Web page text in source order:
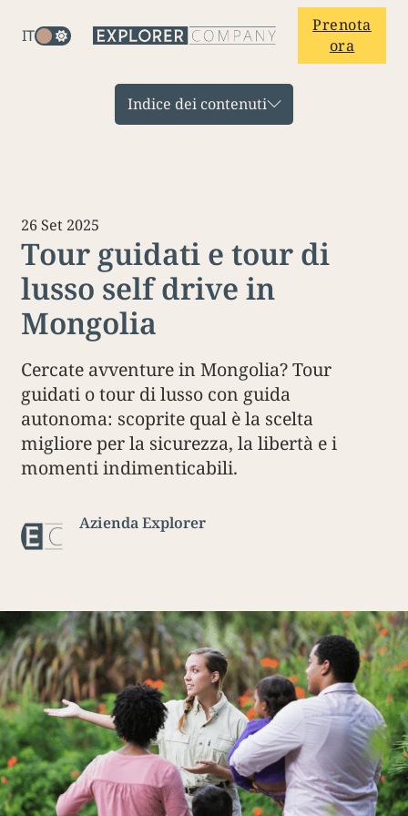
IT
Prenota
ora
Indice dei contenuti
Tour guidati e tour di
lusso self drive in
Mongolia
26 Set 2025
Cercate avventure in Mongolia? Tour
guidati o tour di lusso con guida
autonoma: scoprite qual è la scelta
migliore per la sicurezza, la libertà e i
momenti indimenticabili.
Azienda Explorer